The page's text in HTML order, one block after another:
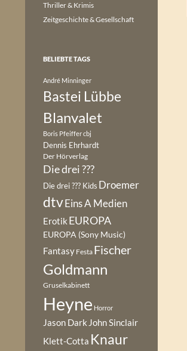
Thriller & Krimis
Zeitgeschichte & Gesellschaft
BELIEBTE TAGS
André Minninger
Bastei Lübbe
Blanvalet
Boris Pfeiffercbj
Dennis Ehrhardt
Der Hörverlag
Die drei ???
Die drei ??? Kids Droemer
dtvEins A Medien
Erotik EUROPA
EUROPA (Sony Music)
Fantasy Festa Fischer
Goldmann
Gruselkabinett
Heyne Horror
Jason Dark John Sinclair
Klett-Cotta Knaur